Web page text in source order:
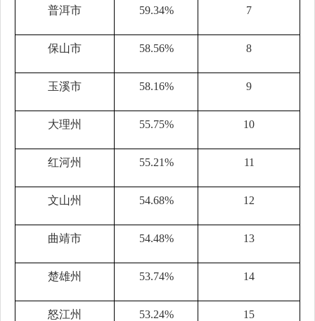
普洱市 59.34% 7
保山市 58.56% 8
玉溪市 58.16% 9
大理州 55.75% 10
红河州 55.21% 11
文山州 54.68% 12
曲靖市 54.48% 13
楚雄州 53.74% 14
怒江州 53.24% 15